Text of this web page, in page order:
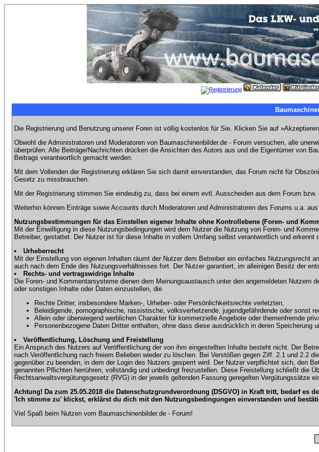
Die Registrierung und Benutzung unserer Foren ist völlig kostenlos für Sie. Klicken Sie auf
Obwohl die Administratoren und Moderatoren von Baumaschinenbilder.de - Forum versuchen, alle
überprüfen. Alle Beiträge/Nachrichten drücken die Ansichten des Autors aus und die Eigentümer von
Beitrags verantwortlich gemacht werden.
Mit dem Vollenden der Registrierung erklären Sie sich damit einverstanden, das Forum nicht für
Gesetz zu missbrauchen.
Mit der Registrierung stimmen Sie eindeutig zu, dass bei einem evtl. Ausscheiden aus dem Forum
Weiterhin können Einträge sowie Accounts durch Moderatoren und Administratoren des Forums u.a.
Nutzungsbestimmungen für das Einstellen eigener Inhalte ohne Kontrollebene (Foren- und
Mit der Einwilligung in diese Nutzungsbedingungen wird dem Nutzer die Nutzung von Foren- und
Betreiber, gestattet. Der Nutzer ist für diese Inhalte in vollem Umfang selbst verantwortlich und erkennt
Urheberrecht
Mit der Einstellung von eigenen Inhalten räumt der Nutzer dem Betreiber ein einfaches
auch nach dem Ende des Nutzungsverhältnisses fort. Der Nutzer garantiert, im alleinigen Besitz der
Rechts- und vertragswidrige Inhalte
Die Foren- und Kommentarsysteme dienen dem Meinungsaustausch unter den angemeldeten
oder sonstigen Inhalte oder Daten einzustellen, die
Rechte Dritter, insbesondere Marken-, Urheber- oder Persönlichkeitsrechte verletzten,
Beleidigende, pornographische, rassistische, volksverhetzende, jugendgefährdende oder sonst
Allein oder überwiegend werblichen Charakter für kommerzielle Angebote oder themenfremde
Personenbezogene Daten Dritter enthalten, ohne dass diese ausdrücklich in deren Speicherung
Veröffentlichung, Löschung und Freistellung
Ein Anspruch des Nutzers auf Veröffentlichung der von ihm eingestellten Inhalte besteht nicht. Der
nach Veröffentlichung nach freiem Belieben wieder zu löschen. Bei Verstößen gegen Ziff. 2.1 und 2.2
gegenüber zu beenden, in dem der Login des Nutzers gesperrt wird. Der Nutzer verpflichtet sich, den
genannten Pflichten herrühren, vollständig und unbedingt freizustellen. Diese Freistellung schließt die
Rechtsanwaltsvergütungsgesetz (RVG) in der jeweils geltenden Fassung geregelten Vergütungssätze
Achtung! Da zum 25.05.2018 die Datenschutzgrundverordnung (DSGVO) in Kraft tritt, bedarf
'Ich stimme zu' klickst, erklärst du dich mit den Nutzungsbedingungen einverstanden und
Viel Spaß beim Nutzen vom Baumaschinenbilder.de - Forum!